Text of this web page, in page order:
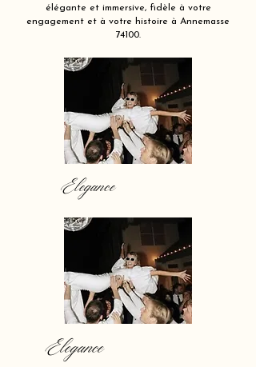
élégante et immersive, fidèle à votre
engagement et à votre histoire à Annemasse
74100.
Elegance
Elegance